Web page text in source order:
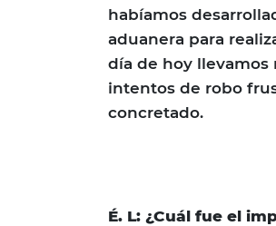
habíamos
aduanera para
día de hoy llevamos
intentos de robo
concretado.
É. L: ¿Cuál fue el